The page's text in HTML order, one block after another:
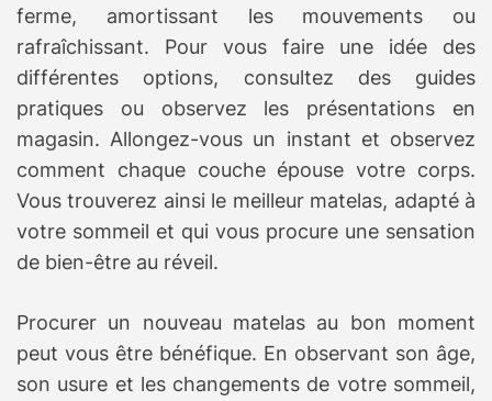
ferme, amortissant les mouvements ou
rafraîchissant. Pour vous faire une idée des
différentes options, consultez des guides
pratiques ou observez les présentations en
magasin. Allongez-vous un instant et observez
comment chaque couche épouse votre corps.
Vous trouverez ainsi le meilleur matelas, adapté à
votre sommeil et qui vous procure une sensation
de bien-être au réveil.
Procurer un nouveau matelas au bon moment
peut vous être bénéfique. En observant son âge,
son usure et les changements de votre sommeil,